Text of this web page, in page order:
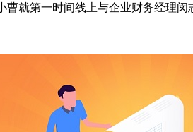
曹就第一时间线上与企业财务经理